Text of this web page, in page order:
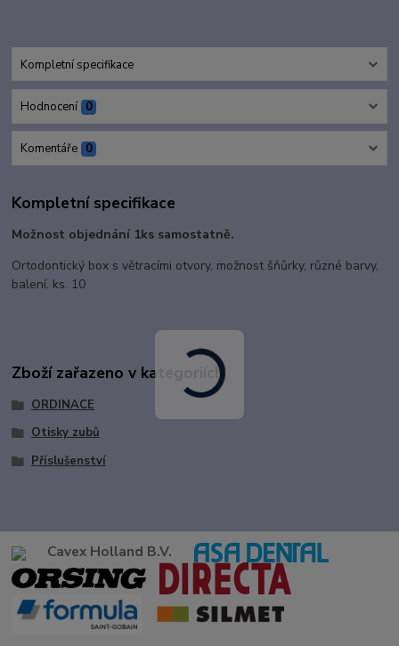
Kompletní specifikace
Hodnocení 0
Komentáře 0
Kompletní specifikace
Možnost objednání 1ks samostatně.
Ortodontický box s větracími otvory, možnost šňůrky, různé barvy,
balení. ks. 10
Zboží zařazeno v kategoriích
ORDINACE
Otisky zubů
Příslušenství
Cavex Holland B.V.